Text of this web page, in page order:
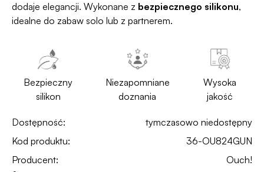
dodaje elegancji. Wykonane z bezpiecznego silikonu,
idealne do zabaw solo lub z partnerem.
Bezpieczny
silikon
Niezapomniane
doznania
Wysoka
jakość
Dostępność:
tymczasowo niedostępny
Kod produktu:
36-OU824GUN
Producent:
Ouch!